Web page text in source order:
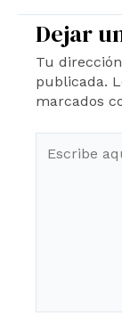
Dejar
Tu
publicada.
marcados
aquí...